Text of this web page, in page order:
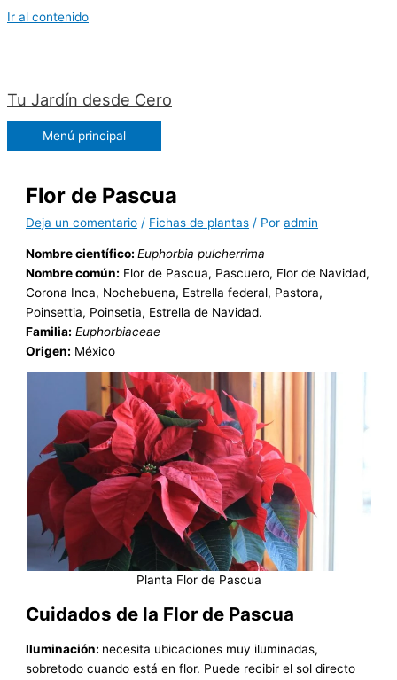
Ir al contenido
Tu Jardín desde Cero
Menú principal
Flor de Pascua
Deja un comentario / Fichas de plantas / Poradmin
Nombre científico:Euphorbia pulcherrima
Nombre común: Flor de Pascua, Pascuero, Flor de Navidad,
Corona Inca, Nochebuena, Estrella federal, Pastora,
Poinsettia, Poinsetia, Estrella de Navidad.
Familia: Euphorbiaceae
Origen: México
Planta Flor de Pascua
Cuidados de la Flor de Pascua
Iluminación: necesita ubicaciones muy iluminadas,
sobretodo cuando está en flor. Puede recibir el sol directo